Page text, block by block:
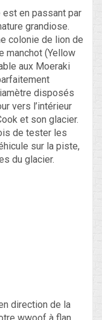
en passant par
grandiose.
colonie de lion de
manchot (Yellow
aux Moeraki
disposés
vers l’intérieur
et son glacier.
de tester les
sur la piste,
du glacier.
direction de la